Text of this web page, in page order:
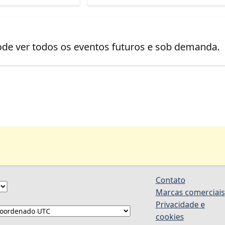
ver todos os eventos futuros e sob demanda.
Contato
Marcas comerciais
Privacidade e
cookies